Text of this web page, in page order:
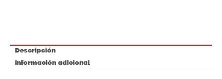
Descripción
Información adicional